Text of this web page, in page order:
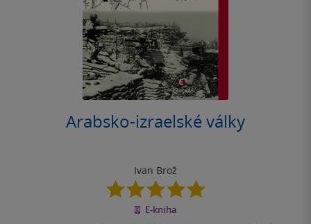
Arabsko-izraelské války
Ivan Brož
5.0
z
5
E-kniha